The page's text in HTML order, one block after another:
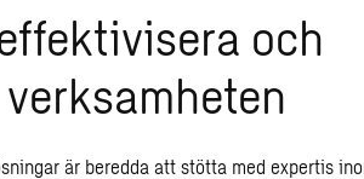
och
är beredda att stötta med expertis